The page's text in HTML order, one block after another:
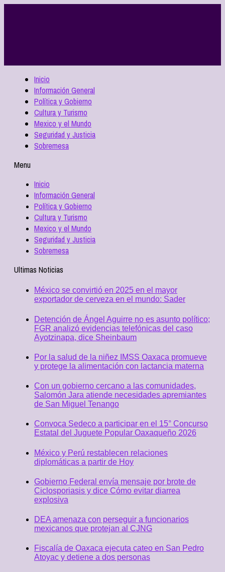
Inicio
Información General
Política y Gobierno
Cultura y Turismo
Mexico y el Mundo
Seguridad y Justicia
Sobremesa
Menu
Inicio
Información General
Política y Gobierno
Cultura y Turismo
Mexico y el Mundo
Seguridad y Justicia
Sobremesa
Ultimas Noticias
México se convirtió en 2025 en el mayor
exportador de cerveza en el mundo: Sader
Detención de Ángel Aguirre no es asunto político;
FGR analizó evidencias telefónicas del caso
Ayotzinapa, dice Sheinbaum
Por la salud de la niñez IMSS Oaxaca promueve
y protege la alimentación con lactancia materna
Con un gobierno cercano a las comunidades,
Salomón Jara atiende necesidades apremiantes
de San Miguel Tenango
Convoca Sedeco a participar en el 15° Concurso
Estatal del Juguete Popular Oaxaqueño 2026
México y Perú restablecen relaciones
diplomáticas a partir de Hoy
Gobierno Federal envía mensaje por brote de
Ciclosporiasis y dice Cómo evitar diarrea
explosiva
DEA amenaza con perseguir a funcionarios
mexicanos que protejan al CJNG
Fiscalía de Oaxaca ejecuta cateo en San Pedro
Atoyac y detiene a dos personas